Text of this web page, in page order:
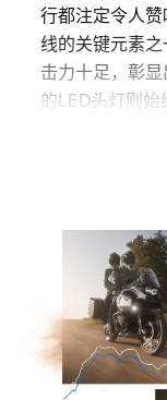
行都注定令人
线的关键元素
击力十足，彰
的LED头灯则